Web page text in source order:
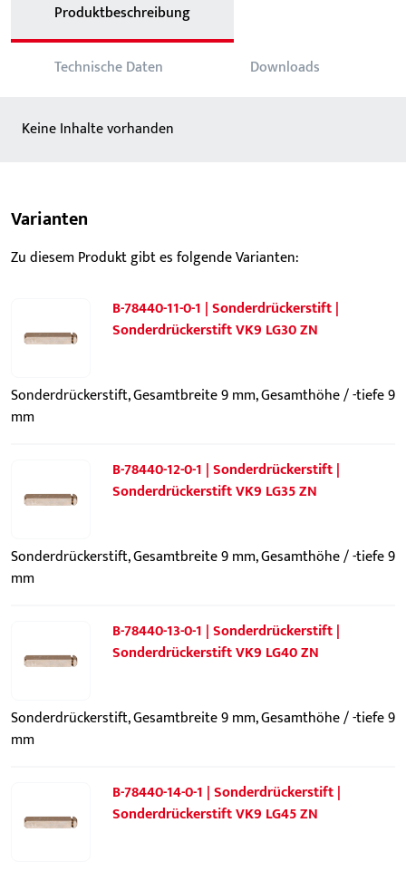
Produktbeschreibung
Technische Daten Downloads
Keine Inhalte vorhanden
Varianten
Zu diesem Produkt gibt es folgende Varianten:
B-78440-11-0-1 | Sonderdrückerstift |
Sonderdrückerstift VK9 LG30 ZN
Sonderdrückerstift, Gesamtbreite 9 mm, Gesamthöhe / -tiefe 9
mm
B-78440-12-0-1 | Sonderdrückerstift |
Sonderdrückerstift VK9 LG35 ZN
Sonderdrückerstift, Gesamtbreite 9 mm, Gesamthöhe / -tiefe 9
mm
B-78440-13-0-1 | Sonderdrückerstift |
Sonderdrückerstift VK9 LG40 ZN
Sonderdrückerstift, Gesamtbreite 9 mm, Gesamthöhe / -tiefe 9
mm
B-78440-14-0-1 | Sonderdrückerstift |
Sonderdrückerstift VK9 LG45 ZN